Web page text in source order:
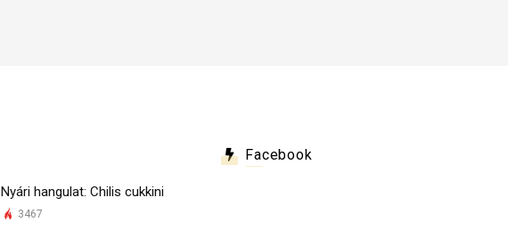
Nyári hangulat: Chilis cukkini
3467
Facebook